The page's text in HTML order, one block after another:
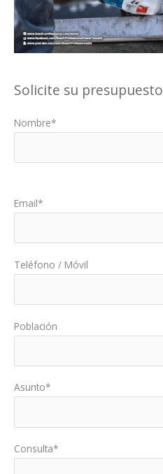
Solicite su presupuesto
Nombre*
Email*
Teléfono / Móvil
Población
Asunto*
Consulta*